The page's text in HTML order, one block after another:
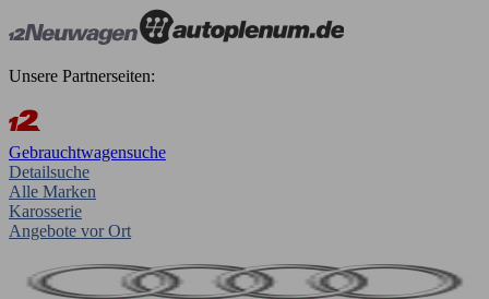
Unsere Partnerseiten:
Gebrauchtwagensuche
Detailsuche
Alle Marken
Karosserie
Angebote vor Ort